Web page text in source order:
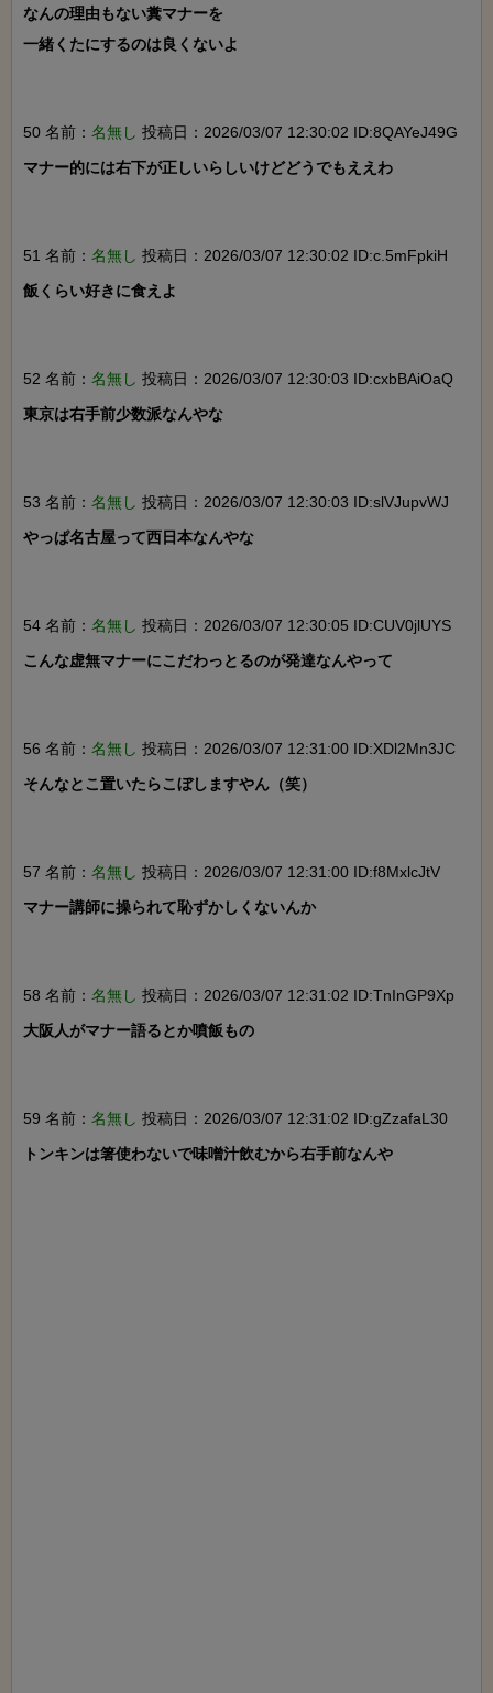
なんの理由もない糞マナーを
一緒くたにするのは良くないよ
50 名前： 名無し 投稿日：2026/03/07 12:30:02 ID:8QAYeJ49G
マナー的には右下が正しいらしいけどどうでもええわ
51 名前： 名無し 投稿日：2026/03/07 12:30:02 ID:c.5mFpkiH
飯くらい好きに食えよ
52 名前： 名無し 投稿日：2026/03/07 12:30:03 ID:cxbBAiOaQ
東京は右手前少数派なんやな
53 名前： 名無し 投稿日：2026/03/07 12:30:03 ID:slVJupvWJ
やっぱ名古屋って西日本なんやな
54 名前： 名無し 投稿日：2026/03/07 12:30:05 ID:CUV0jlUYS
こんな虚無マナーにこだわっとるのが発達なんやって
56 名前： 名無し 投稿日：2026/03/07 12:31:00 ID:XDl2Mn3JC
そんなとこ置いたらこぼしますやん（笑）
57 名前： 名無し 投稿日：2026/03/07 12:31:00 ID:f8MxlcJtV
マナー講師に操られて恥ずかしくないんか
58 名前： 名無し 投稿日：2026/03/07 12:31:02 ID:TnInGP9Xp
大阪人がマナー語るとか噴飯もの
59 名前： 名無し 投稿日：2026/03/07 12:31:02 ID:gZzafaL30
トンキンは箸使わないで味噌汁飲むから右手前なんや